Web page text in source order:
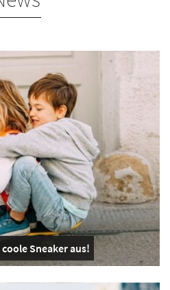
Sneaker aus!